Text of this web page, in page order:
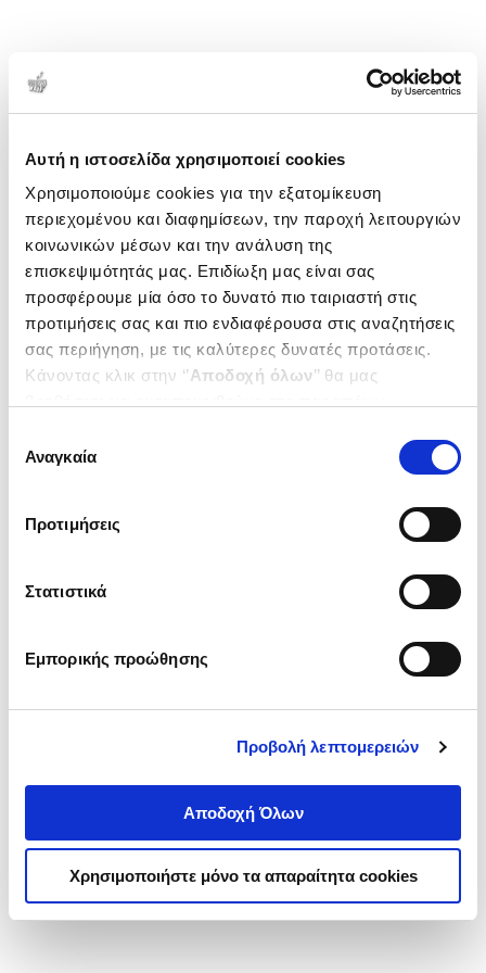
Αυτή η ιστοσελίδα χρησιμοποιεί cookies
Χρησιμοποιούμε cookies για την εξατομίκευση
περιεχομένου και διαφημίσεων, την παροχή λειτουργιών
κοινωνικών μέσων και την ανάλυση της
επισκεψιμότητάς μας. Επιδίωξη μας είναι σας
προσφέρουμε μία όσο το δυνατό πιο ταιριαστή στις
προτιμήσεις σας και πιο ενδιαφέρουσα στις αναζητήσεις
σας περιήγηση, με τις καλύτερες δυνατές προτάσεις.
Κάνοντας κλικ στην ‘’Αποδοχή όλων’’ θα μας
ενδιαφέρουν και να επιλέξετε από τα παρακάτω με την
΄΄και να ενημερωθείτε σχετικά με
συγκατάθεσης
Αναγκαία
Προτιμήσεις
Στατιστικά
Εμπορικής προώθησης
Προβολή λεπτομερειών
Αποδοχή Όλων
Χρησιμοποιήστε μόνο τα απαραίτητα cookies